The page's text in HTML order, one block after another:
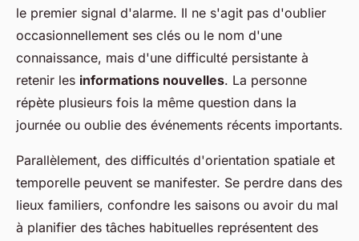
le premier signal d'alarme. Il ne s'agit pas d'oublier
occasionnellement ses clés ou le nom d'une
connaissance, mais d'une difficulté persistante à
retenir les informations nouvelles. La personne
répète plusieurs fois la même question dans la
journée ou oublie des événements récents importants.
Parallèlement, des difficultés d'orientation spatiale et
temporelle peuvent se manifester. Se perdre dans des
lieux familiers, confondre les saisons ou avoir du mal
à planifier des tâches habituelles représentent des